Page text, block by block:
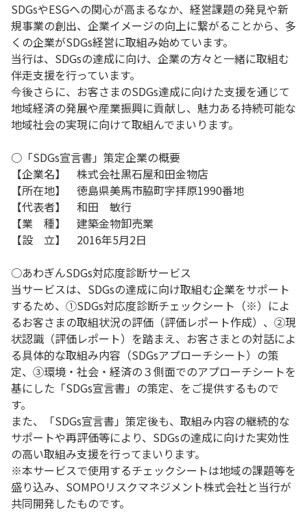
SDGsやESGへの関心が高まるなか、経営課題の発見や新
規事業の創出、企業イメージの向上に繋がることから、多
くの企業がSDGs経営に取組み始めています。
当行は、SDGsの達成に向け、企業の方々と一緒に取組む
伴走支援を行っています。
今後さらに、お客さまのSDGs達成に向けた支援を通じて
地域経済の発展や産業振興に貢献し、魅力ある持続可能な
地域社会の実現に向けて取組んでまいります。
○「SDGs宣言書」策定企業の概要
【企業名】 株式会社黒石屋和田金物店
【所在地】 徳島県美馬市脇町字拝原1990番地
【代表者】 和田 敏行
【業 種】 建築金物卸売業
【設 立】 2016年5月2日
○あわぎんSDGs対応度診断サービス
当サービスは、SDGsの達成に向け取組む企業をサポート
するため、①SDGs対応度診断チェックシート（※）によ
るお客さまの取組状況の評価（評価レポート作成）、②現
状認識（評価レポート）を踏まえ、お客さまとの対話によ
る具体的な取組み内容（SDGsアプローチシート）の策
定、③環境・社会・経済の３側面でのアプローチシートを
基にした「SDGs宣言書」の策定、をご提供するもので
す。
また、「SDGs宣言書」策定後も、取組み内容の継続的な
サポートや再評価等により、SDGsの達成に向けた実効性
の高い取組み支援を行ってまいります。
※本サービスで使用するチェックシートは地域の課題等を
盛り込み、SOMPOリスクマネジメント株式会社と当行が
共同開発したものです。